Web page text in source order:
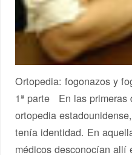
Ortopedia: fogonazos y
1ª parte En las primeras
ortopedia
tenía identidad. En
médicos desconocían allí